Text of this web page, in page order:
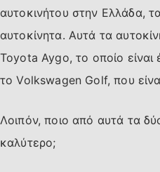
αυτοκινήτου στην Ελλάδα,
αυτοκίνητα. Αυτά τα
Toyota Aygo, το οποίο είναι
το Volkswagen Golf, που
Λοιπόν, ποιο από αυτά τα
καλύτερο;